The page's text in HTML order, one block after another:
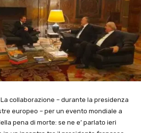
La collaborazione – durante la presidenza
europeo – per un evento mondiale a
pena di morte: se ne e’ parlato ieri